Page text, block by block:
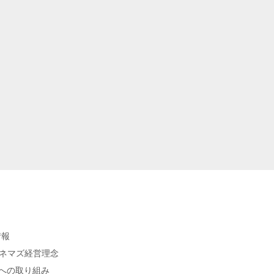
マズ経営理念
の取り組み